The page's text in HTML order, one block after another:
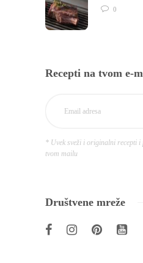
0
Recepti na tvom e-
* Uvek sveži i originalni recepti i
tvom mailu
Društvene mreže